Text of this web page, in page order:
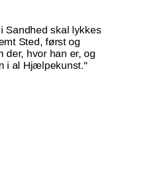
Sandhed skal lykkes
Sted, først og
der, hvor han er, og
i al Hjælpekunst."